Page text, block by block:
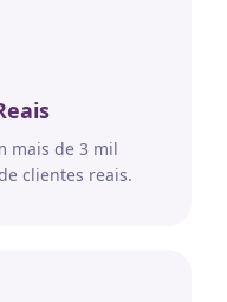
mais de 3 mil
clientes reais.